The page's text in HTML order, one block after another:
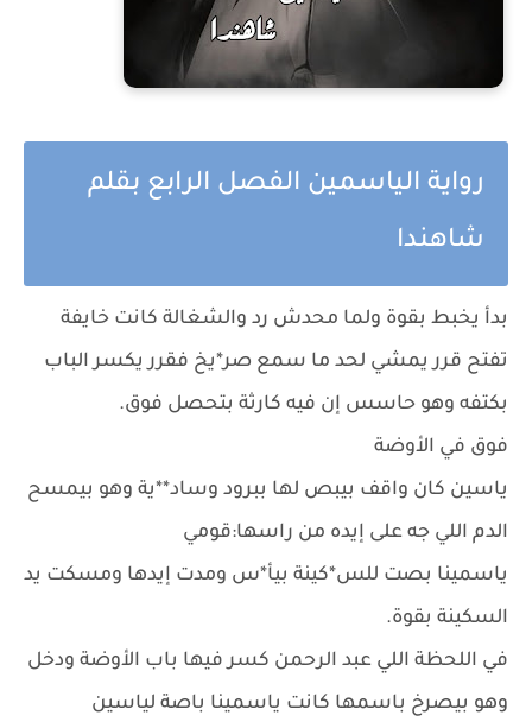
رواية الياسمين الفصل الرابع بقلم
شاهندا
بدأ يخبط بقوة ولما محدش رد والشغالة كانت خايفة
تفتح قرر يمشي لحد ما سمع صر*يخ فقرر يكسر الباب
بكتفه وهو حاسس إن فيه كارثة بتحصل فوق.
​فوق في الأوضة
ياسين كان واقف بيبص لها ببرود وساد**ية وهو بيمسح
الدم اللي جه على إيده من راسها:قومي
​ياسمينا بصت للس*كينة بيأ*س ومدت إيدها ومسكت يد
السكينة بقوة.
​في اللحظة اللي عبد الرحمن كسر فيها باب الأوضة ودخل
وهو بيصرخ باسمها كانت ياسمينا باصة لياسين